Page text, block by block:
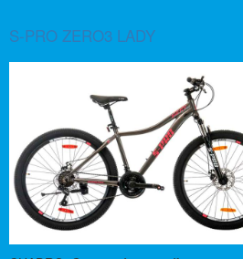
S-PRO ZERO3 LADY